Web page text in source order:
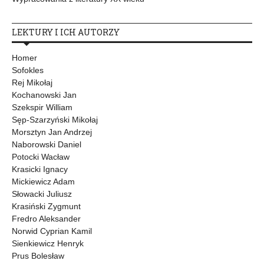
LEKTURY I ICH AUTORZY
Homer
Sofokles
Rej Mikołaj
Kochanowski Jan
Szekspir William
Sęp-Szarzyński Mikołaj
Morsztyn Jan Andrzej
Naborowski Daniel
Potocki Wacław
Krasicki Ignacy
Mickiewicz Adam
Słowacki Juliusz
Krasiński Zygmunt
Fredro Aleksander
Norwid Cyprian Kamil
Sienkiewicz Henryk
Prus Bolesław